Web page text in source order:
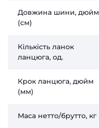
Довжина шини, дюйм
(см)
Кількість ланок
ланцюга, од.
Крок ланцюга, дюйм
(мм)
Маса нетто/брутто, кг